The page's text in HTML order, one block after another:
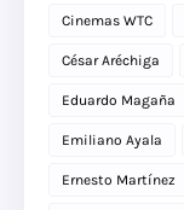
Cinemas WTC
César Aréchiga
Eduardo Magaña
Emiliano Ayala
Ernesto Martínez